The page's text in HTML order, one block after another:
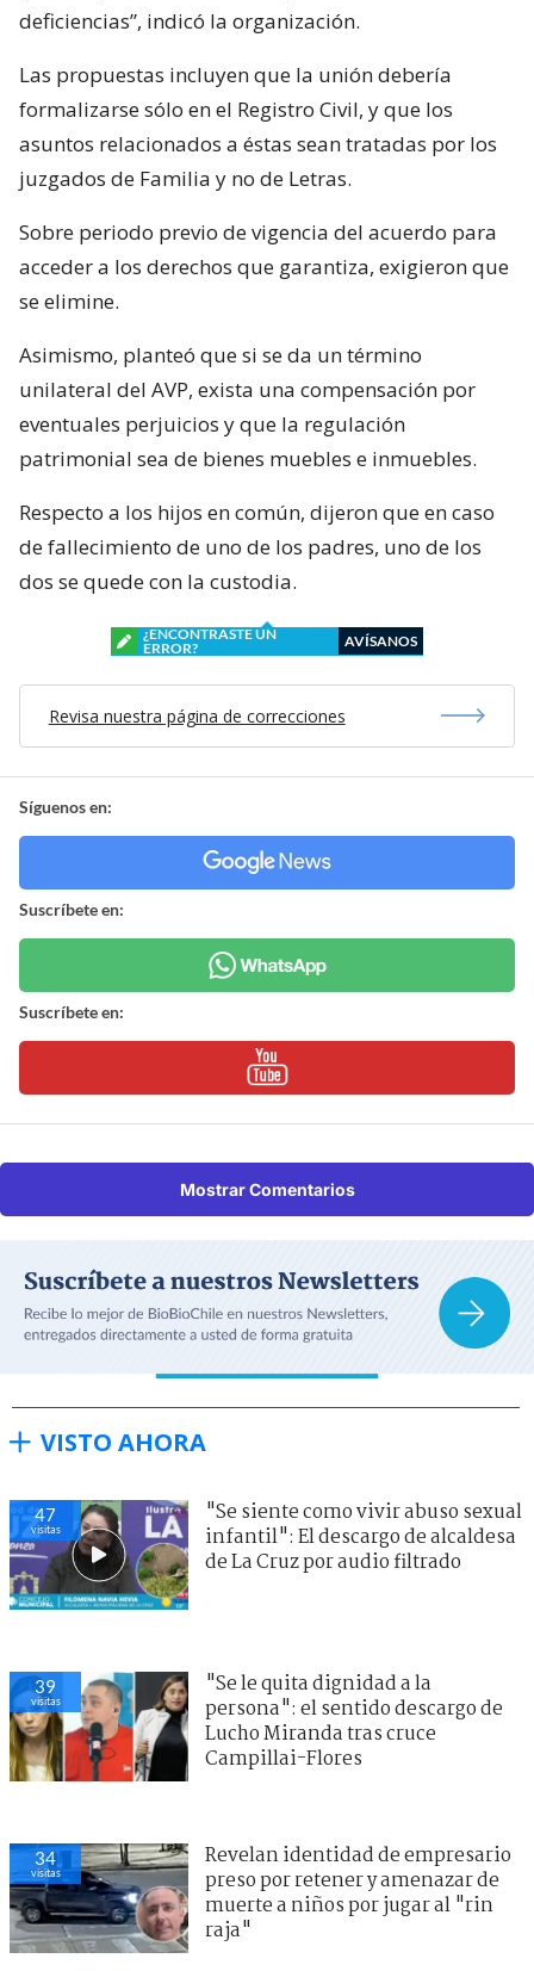
deficiencias”, indicó la organización.
Las propuestas incluyen que la unión debería
formalizarse sólo en el Registro Civil, y que los
asuntos relacionados a éstas sean tratadas por los
juzgados de Familia y no de Letras.
Sobre periodo previo de vigencia del acuerdo para
acceder a los derechos que garantiza, exigieron que
se elimine.
Asimismo, planteó que si se da un término
unilateral del AVP, exista una compensación por
eventuales perjuicios y que la regulación
patrimonial sea de bienes muebles e inmuebles.
Respecto a los hijos en común, dijeron que en caso
de fallecimiento de uno de los padres, uno de los
dos se quede con la custodia.
¿ENCONTRASTE UN
ERROR?
AVÍSANOS
Revisa nuestra página de correcciones
Síguenos en:
Suscríbete en:
Suscríbete en:
Mostrar Comentarios
VISTO AHORA
47
visitas
"Se siente como vivir abuso sexual
infantil": El descargo de alcaldesa
de La Cruz por audio filtrado
39
visitas
"Se le quita dignidad a la
persona": el sentido descargo de
Lucho Miranda tras cruce
Campillai-Flores
34
visitas
Revelan identidad de empresario
preso por retener y amenazar de
muerte a niños por jugar al "rin
raja"